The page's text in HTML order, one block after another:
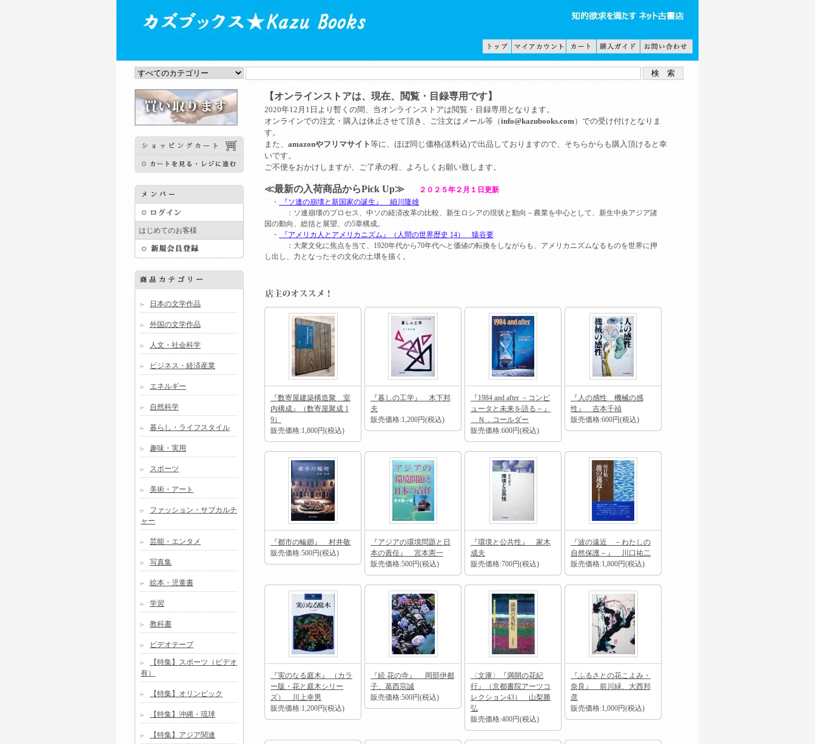
はじめてのお客様
日本の文学作品
外国の文学作品
人文・社会科学
ビジネス・経済産業
エネルギー
自然科学
暮らし・ライフスタイル
趣味・実用
スポーツ
美術・アート
ファッション・サブカルチ
ャー
芸能・エンタメ
写真集
絵本・児童書
学習
教科書
ビデオテープ
【特集】スポーツ（ビデオ
有）
【特集】オリンピック
【特集】沖縄・琉球
【特集】アジア関連
【オンラインストアは、現在、閲覧・目録専用です】
2020年12月1日より暫くの間、当オンラインストアは閲覧・目録専用となります。
オンラインでの注文・購入は休止させて頂き、ご注文はメール等（info@kazubooks.com）での受け付けとなりま
す。
また、 amazonやフリマサイト等に、ほぼ同じ価格(送料込)で出品しておりますので、そちらからも購入頂けると幸
いです。
ご不便をおかけしますが、ご了承の程、よろしくお願い致します。
≪最新の入荷商品からPick Up≫ ２０２５年２月１日更新
・
『ソ連の崩壊と新国家の誕生』 細川隆雄
：ソ連崩壊のプロセス、中ソの経済改革の比較、新生ロシアの現状と動向－農業を中心として、新生中央アジア諸
国の動向、総括と展望、の5章構成。
・
『アメリカ人とアメリカニズム』（人間の世界歴史 14） 猿谷要
：大衆文化に焦点を当て、1920年代から70年代へと価値の転換をしながらも、アメリカニズムなるものを世界に押
し出し、力となったその文化の土壌を描く。
『数寄屋建築構造聚 室
内構成』（数寄屋聚成 1
9）
販売価格:1,800円(税込)
『暮しの工学』 木下邦
夫
販売価格:1,200円(税込)
『1984 and after －コンピ
ュータと未来を語る－』
Ｎ．コールダー
販売価格:600円(税込)
『人の感性 機械の感
性』 吉本千禎
販売価格:600円(税込)
『都市の輪廻』 村井敬
販売価格:500円(税込)
『アジアの環境問題と日
本の責任』 宮本憲一
販売価格:500円(税込)
『環境と公共性』 家木
成夫
販売価格:700円(税込)
『波の遠近 －わたしの
自然保護－』 川口祐二
販売価格:1,800円(税込)
『実のなる庭木』 （カラ
ー版・花と庭木シリー
ズ） 川上幸男
販売価格:1,200円(税込)
『続 花の寺』 岡部伊都
子、葛西宗誠
販売価格:500円(税込)
〈文庫〉『満開の花紀
行』（京都書院アーツコ
レクション43） 山梨勝
弘
販売価格:400円(税込)
『ふるさとの花こよみ・
奈良』 前川緑、大西邦
彦
販売価格:1,000円(税込)